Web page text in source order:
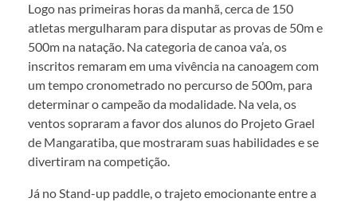
Logo nas primeiras horas da manhã, cerca de 150
atletas mergulharam para disputar as provas de 50m e
500m na natação. Na categoria de canoa va’a, os
inscritos remaram em uma vivência na canoagem com
um tempo cronometrado no percurso de 500m, para
determinar o campeão da modalidade. Na vela, os
ventos sopraram a favor dos alunos do Projeto Grael
de Mangaratiba, que mostraram suas habilidades e se
divertiram na competição.
Já no Stand-up paddle, o trajeto emocionante entre a